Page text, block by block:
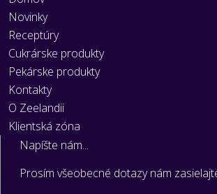
Novinky
Receptúry
Cukrárske produkty
Pekárske produkty
Kontakty
O Zeelandii
Klientská zóna
Napíšte nám...
Prosím všeobecné dotazy nám